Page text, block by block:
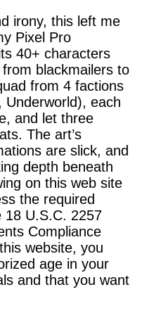
irony, this left me
Pixel Pro
40+ characters
blackmailers to
from 4 factions
Underworld), each
and let three
The art’s
are slick, and
depth beneath
on this web site
the required
18 U.S.C. 2257
Compliance
website, you
age in your
and that you want